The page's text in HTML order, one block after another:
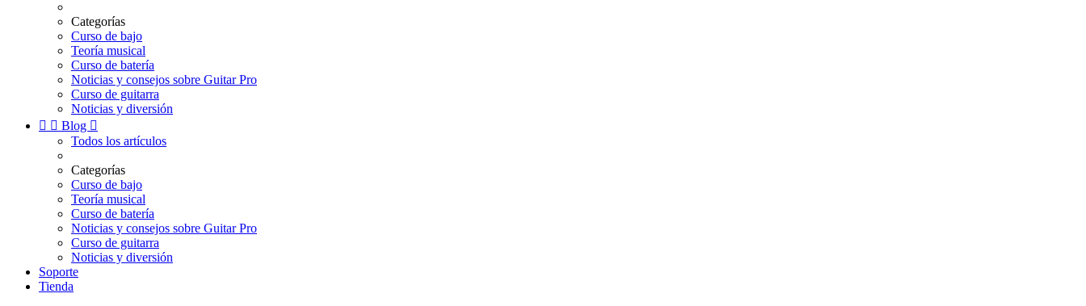
Categorías
Curso de bajo
Teoría musical
Curso de batería
Noticias y consejos sobre Guitar Pro
Curso de guitarra
Noticias y diversión
  Blog 
Todos los artículos
Categorías
Curso de bajo
Teoría musical
Curso de batería
Noticias y consejos sobre Guitar Pro
Curso de guitarra
Noticias y diversión
Soporte
Tienda